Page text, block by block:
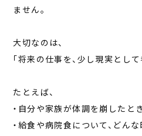
ません。
大切なのは、
「将来の仕事を、少し現実として
たとえば、
・自分や家族が体調を崩したと
・給食や病院食について、どん